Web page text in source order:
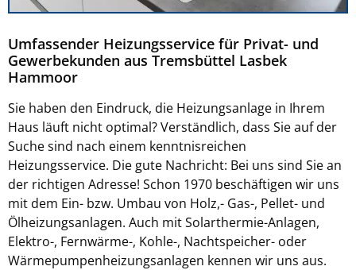
Umfassender Heizungsservice für Privat- und
Gewerbekunden aus Tremsbüttel Lasbek
Hammoor
Sie haben den Eindruck, die Heizungsanlage in Ihrem
Haus läuft nicht optimal? Verständlich, dass Sie auf der
Suche sind nach einem kenntnisreichen
Heizungsservice. Die gute Nachricht: Bei uns sind Sie an
der richtigen Adresse! Schon 1970 beschäftigen wir uns
mit dem Ein- bzw. Umbau von Holz,- Gas-, Pellet- und
Ölheizungsanlagen. Auch mit Solarthermie-Anlagen,
Elektro-, Fernwärme-, Kohle-, Nachtspeicher- oder
Wärmepumpenheizungsanlagen kennen wir uns aus.